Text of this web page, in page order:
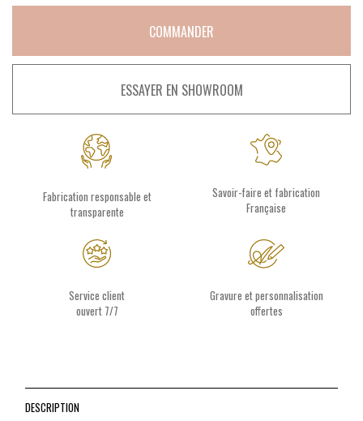
COMMANDER
ESSAYER EN SHOWROOM
Fabrication responsable et
transparente
Savoir-faire et fabrication
Française
Service client
ouvert 7/7
Gravure et personnalisation
offertes
DESCRIPTION